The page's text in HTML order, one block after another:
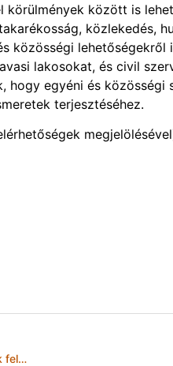
körülmények között is
közlekedés,
közösségi lehetőségekről
lakosokat, és civil
egyéni és közösségi
terjesztéséhez.
A Jobbik tiltakozik az ukrajnai népirtás hagyományának felélesztése ellen